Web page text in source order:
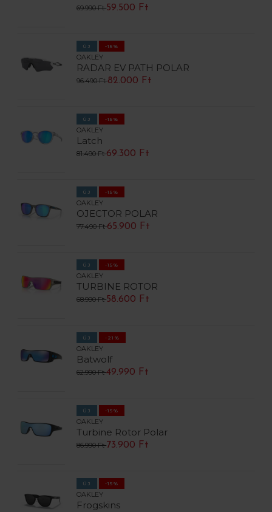
69.990 Ft59.500 Ft
ÚJ -15%
OAKLEY
RADAR EV PATH POLAR
96.490 Ft82.000 Ft
ÚJ -15%
OAKLEY
Latch
81.490 Ft69.300 Ft
ÚJ -15%
OAKLEY
OJECTOR POLAR
77.490 Ft65.900 Ft
ÚJ -15%
OAKLEY
TURBINE ROTOR
68.990 Ft58.600 Ft
ÚJ -21%
OAKLEY
Batwolf
62.990 Ft49.990 Ft
ÚJ -15%
OAKLEY
Turbine Rotor Polar
86.990 Ft73.900 Ft
ÚJ -15%
OAKLEY
Frogskins